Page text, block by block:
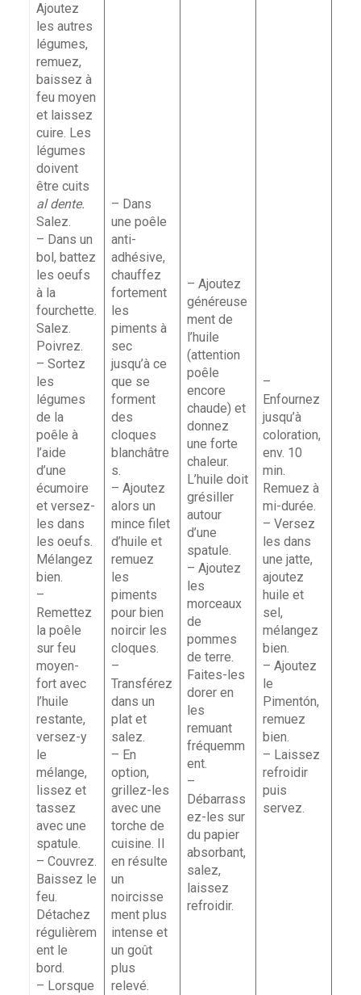
Ajoutez
les autres
légumes,
remuez,
baissez à
feu moyen
et laissez
cuire. Les
légumes
doivent
être cuits
al dente.
Salez.
– Dans un
bol, battez
les oeufs
à la
fourchette.
Salez.
Poivrez.
– Sortez
les
légumes
de la
poêle à
l’aide
d’une
écumoire
et versez-
les dans
les oeufs.
Mélangez
bien.
–
Remettez
la poêle
sur feu
moyen-
fort avec
l’huile
restante,
versez-y
le
mélange,
lissez et
tassez
avec une
spatule.
– Couvrez.
Baissez le
feu.
Détachez
régulièrem
ent le
bord.
– Lorsque
– Dans
une poêle
anti-
adhésive,
chauffez
fortement
les
piments à
sec
jusqu’à ce
que se
forment
des
cloques
blanchâtre
s.
– Ajoutez
alors un
mince filet
d’huile et
remuez
les
piments
pour bien
noircir les
cloques.
–
Transférez
dans un
plat et
salez.
– En
option,
grillez-les
avec une
torche de
cuisine. Il
en résulte
un
noircisse
ment plus
intense et
un goût
plus
relevé.
– Ajoutez
généreuse
ment de
l’huile
(attention
poêle
encore
chaude) et
donnez
une forte
chaleur.
L’huile doit
grésiller
autour
d’une
spatule.
– Ajoutez
les
morceaux
de
pommes
de terre.
Faites-les
dorer en
les
remuant
fréquemm
ent.
–
Débarrass
ez-les sur
du papier
absorbant,
salez,
laissez
refroidir.
–
Enfournez
jusqu’à
coloration,
env. 10
min.
Remuez à
mi-durée.
– Versez
les dans
une jatte,
ajoutez
huile et
sel,
mélangez
bien.
– Ajoutez
le
Pimentón,
remuez
bien.
– Laissez
refroidir
puis
servez.